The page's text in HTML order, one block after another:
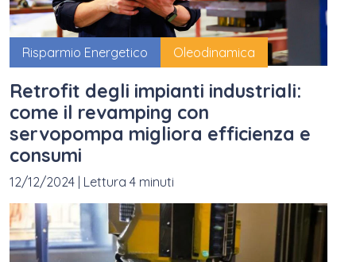
Risparmio Energetico Oleodinamica
Retrofit degli impianti industriali:
come il revamping con
servopompa migliora efficienza e
consumi
12/12/2024 Lettura 4 minuti